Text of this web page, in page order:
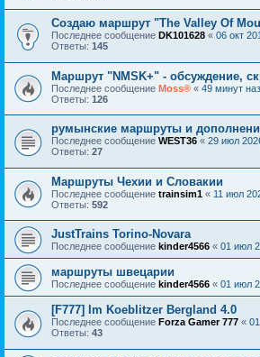
Создаю маршрут "The Valley Of
Последнее сообщение DK101628 « 06 окт
Ответы: 145
Маршрут "NMSK+" - обсуждение,
Последнее сообщение Moss® « 49 минут
Ответы: 126
румынские маршруты и
Последнее сообщение WEST36 « 29 июл
Ответы: 27
Маршруты Чехии и Словакии
Последнее сообщение trainsim1 « 11 июл
Ответы: 592
JustTrains Torino-Novara
Последнее сообщение kinder4566 « 01 июл
маршруты швецарии
Последнее сообщение kinder4566 « 01 июл
[F777] Im Koeblitzer Bergland 4.0
Последнее сообщение Forza Gamer 777 «
Ответы: 43